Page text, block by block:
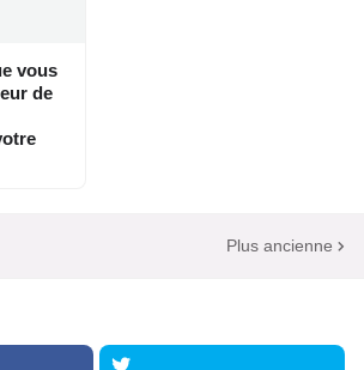
vous
de
Plus ancienne